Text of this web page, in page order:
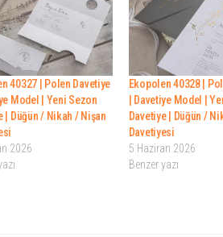
40327 | Polen Davetiye
Model | Yeni Sezon
| Düğün / Nikah / Nişan
2026
Ekopolen 40328 |
| Davetiye Model |
Davetiye | Düğün /
Davetiyesi
5 Haziran 2026
Benzer yazı